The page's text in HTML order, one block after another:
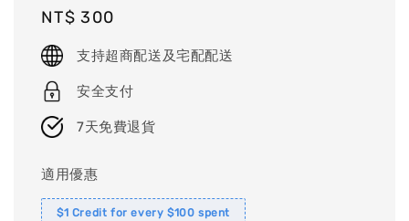
Regular
price
NT$ 300
支持超商配送及宅配配送
安全支付
7天免費退貨
適用優惠
$1 Credit for every $100 spent